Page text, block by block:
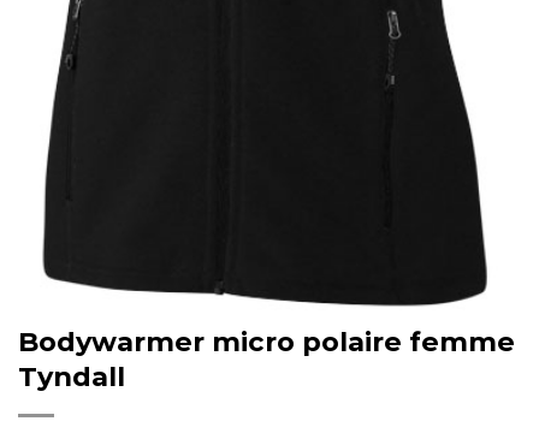
Bodywarmer micro polaire femme
Tyndall